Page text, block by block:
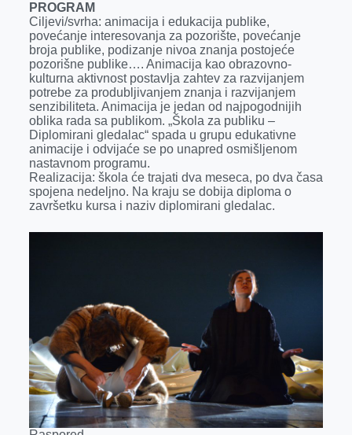
PROGRAM
Ciljevi/svrha: animacija i edukacija publike,
povećanje interesovanja za pozorište, povećanje
broja publike, podizanje nivoa znanja postojeće
pozorišne publike…. Animacija kao obrazovno-
kulturna aktivnost postavlja zahtev za razvijanjem
potrebe za produbljivanjem znanja i razvijanjem
senzibiliteta. Animacija je jedan od najpogodnijih
oblika rada sa publikom. „Škola za publiku –
Diplomirani gledalac“ spada u grupu edukativne
animacije i odvijaće se po unapred osmišljenom
nastavnom programu.
Realizacija: škola će trajati dva meseca, po dva časa
spojena nedeljno. Na kraju se dobija diploma o
završetku kursa i naziv diplomirani gledalac.